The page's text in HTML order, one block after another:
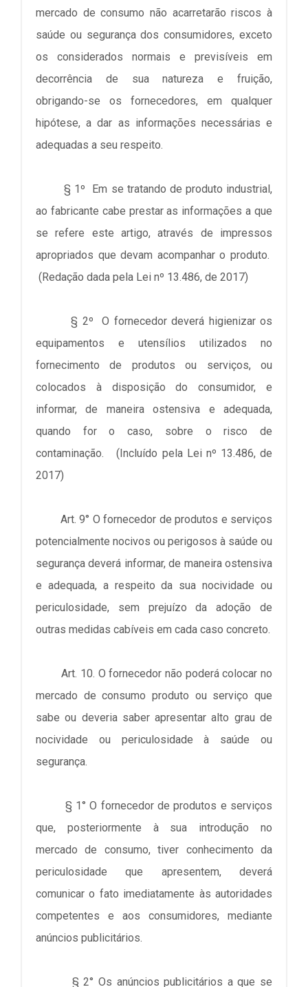
mercado de consumo não acarretarão riscos à
saúde ou segurança dos consumidores, exceto
os considerados normais e previsíveis em
decorrência de sua natureza e fruição,
obrigando-se os fornecedores, em qualquer
hipótese, a dar as informações necessárias e
adequadas a seu respeito.
§ 1º Em se tratando de produto industrial,
ao fabricante cabe prestar as informações a que
se refere este artigo, através de impressos
apropriados que devam acompanhar o produto.
(Redação dada pela Lei nº 13.486, de 2017)
§ 2º O fornecedor deverá higienizar os
equipamentos e utensílios utilizados no
fornecimento de produtos ou serviços, ou
colocados à disposição do consumidor, e
informar, de maneira ostensiva e adequada,
quando for o caso, sobre o risco de
contaminação. (Incluído pela Lei nº 13.486, de
2017)
Art. 9° O fornecedor de produtos e serviços
potencialmente nocivos ou perigosos à saúde ou
segurança deverá informar, de maneira ostensiva
e adequada, a respeito da sua nocividade ou
periculosidade, sem prejuízo da adoção de
outras medidas cabíveis em cada caso concreto.
Art. 10. O fornecedor não poderá colocar no
mercado de consumo produto ou serviço que
sabe ou deveria saber apresentar alto grau de
nocividade ou periculosidade à saúde ou
segurança.
§ 1° O fornecedor de produtos e serviços
que, posteriormente à sua introdução no
mercado de consumo, tiver conhecimento da
periculosidade que apresentem, deverá
comunicar o fato imediatamente às autoridades
competentes e aos consumidores, mediante
anúncios publicitários.
§ 2° Os anúncios publicitários a que se